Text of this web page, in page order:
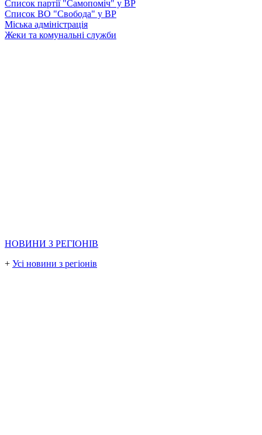
Список партії "Самопоміч" у ВР
Список ВО "Свобода" у ВР
Міська адміністрація
Жеки та комунальні служби
НОВИНИ З РЕГІОНІВ
+ Усі новини з регіонів